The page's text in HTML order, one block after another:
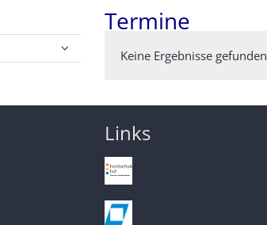
Termine
Keine Ergebnisse gefunden
Links